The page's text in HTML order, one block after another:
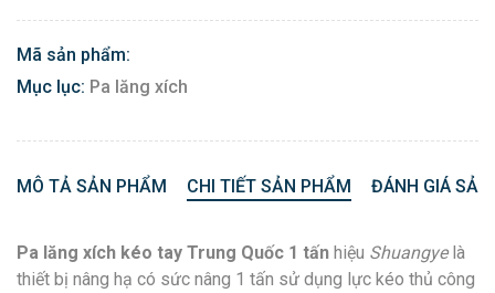
Mã sản phẩm:
Mục lục: Pa lăng xích
MÔ TẢ SẢN PHẨM CHI TIẾT SẢN PHẨM ĐÁNH GIÁ
Pa lăng xích kéo tay Trung Quốc 1 tấn hiệu Shuangyelà
thiết bị nâng hạ có sức nâng 1 tấn sử dụng lực kéo thủ công